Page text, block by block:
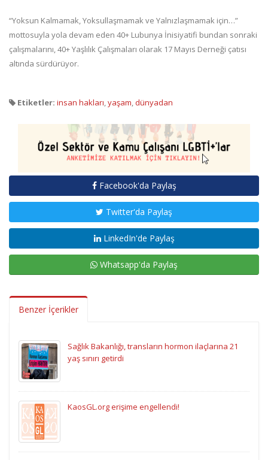
“Yoksun Kalmamak, Yoksullaşmamak ve Yalnızlaşmamak için…”
mottosuyla yola devam eden 40+ Lubunya İnisiyatifi bundan sonraki
çalışmalarını, 40+ Yaşlılık Çalışmaları olarak 17 Mayıs Derneği çatısı
altında sürdürüyor.
Etiketler: insan hakları,yaşam,dünyadan
Facebook'da Paylaş
Twitter'da Paylaş
LinkedIn'de Paylaş
Whatsapp'da Paylaş
Benzer İçerikler
Sağlık Bakanlığı, transların hormon ilaçlarına 21
yaş sınırı getirdi
KaosGL.org erişime engellendi!